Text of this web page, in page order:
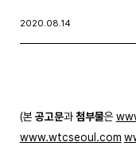
2020.08.14
입
(본 공고문과첨부물은
www.wtcseoul.com